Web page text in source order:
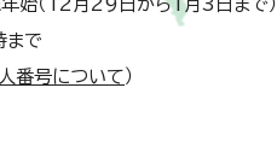
年始（12月29日から1月3日まで）
まで
番号について ）